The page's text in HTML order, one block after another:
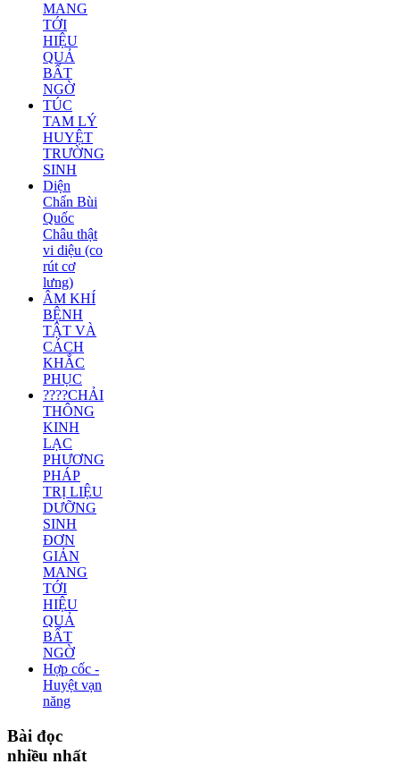
MANG
TỚI
HIỆU
QUẢ
BẤT
NGỜ
TÚC
TAM LÝ
HUYỆT
TRƯỜNG
SINH
Diện
Chẩn Bùi
Quốc
Châu thật
vi diệu (co
rút cơ
lưng)
ÂM KHÍ
BỆNH
TẬT VÀ
CÁCH
KHẮC
PHỤC
????CHẢI
THÔNG
KINH
LẠC
PHƯƠNG
PHÁP
TRỊ LIỆU
DƯỠNG
SINH
ĐƠN
GIẢN
MANG
TỚI
HIỆU
QUẢ
BẤT
NGỜ
Hợp cốc -
Huyệt vạn
năng
Bài đọc
nhiều nhất